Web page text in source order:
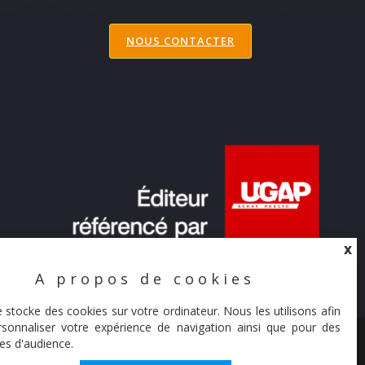
X
A propos de cookies
stocke des cookies sur votre ordinateur. Nous les utilisons afin
votre expérience de navigation ainsi que pour des
d'audience.
NOUS CONTACTER
© Synaltic 2026